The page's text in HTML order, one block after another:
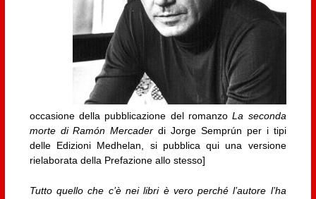
occasione della pubblicazione del romanzoLa seconda
morte di Ramón Mercader di Jorge Semprún per i tipi
delle Edizioni Medhelan, si pubblica qui una versione
rielaborata della Prefazione allo stesso]
Tutto quello che c’è nei libri è vero perché l’autore l’ha